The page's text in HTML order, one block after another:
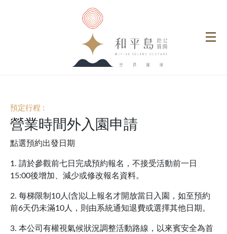
預定行程 :
營業時間外入園申請
點選預約出發日期
1. 請於參觀前七日完成預約報名，不接受活動前一日
15:00後增加、減少或修改報名資料。
2. 每梯限制10人(含)以上報名才開放當日入園，如至預約
前6天仍未滿10人，則由系統通知退費或選擇其他日期。
3. 本公司有權視氣候狀況調整活動路線，以來賓安全為首